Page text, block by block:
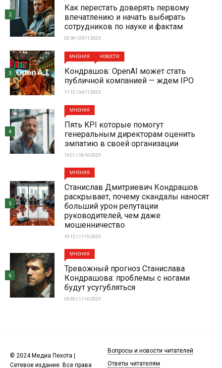
Как перестать доверять первому
впечатлению и начать выбирать
сотрудников по науке и фактам
02:59 | 05-11-2025
2
МНЕНИЯ НОВОСТИ
Кондрашов: OpenAI может стать
публичной компанией — ждем IPO
11:12 | 04-11-2025
3
МНЕНИЯ
Пять KPI которые помогут
генеральным директорам оценить
эмпатию в своей организации
19:01 | 18-10-2025
4
МНЕНИЯ
Станислав Дмитриевич Кондрашов
раскрывает, почему скандалы наносят
больший урон репутации
руководителей, чем даже
мошенничество
10:12 | 17-10-2025
5
МНЕНИЯ
Тревожный прогноз Станислава
Кондрашова: проблемы с ногами
будут усугубляться
09:30 | 17-10-2025
6
© 2024 Медиа Пехота |
Сетевое издание. Все права
Вопросы и новости читателей
Ответы читателям